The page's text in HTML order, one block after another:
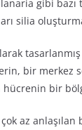
gibi
silia
bir merkez
hücrenin bir
az